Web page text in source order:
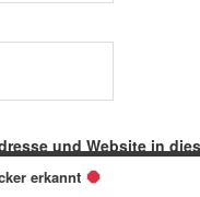
und Website in
Kommentar speichern.
erkannt